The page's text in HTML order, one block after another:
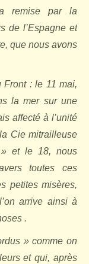
remise par la
de l’Espagne et
que nous avons
Front : le 11 mai,
la mer sur une
affecté à l’unité
Cie mitrailleuse
» et le 18, nous
toutes ces
petites misères,
arrive ainsi à
.
» comme on
et qui, après